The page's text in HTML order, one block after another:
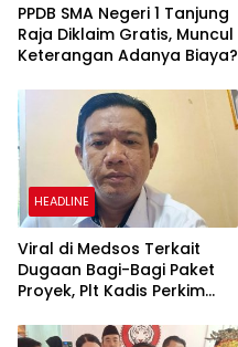
PPDB SMA Negeri 1 Tanjung
Raja Diklaim Gratis, Muncul
Keterangan Adanya Biaya?
HEADLINE
Viral di Medsos Terkait
Dugaan Bagi-Bagi Paket
Proyek, Plt Kadis Perkim
Berkomentar Banyak